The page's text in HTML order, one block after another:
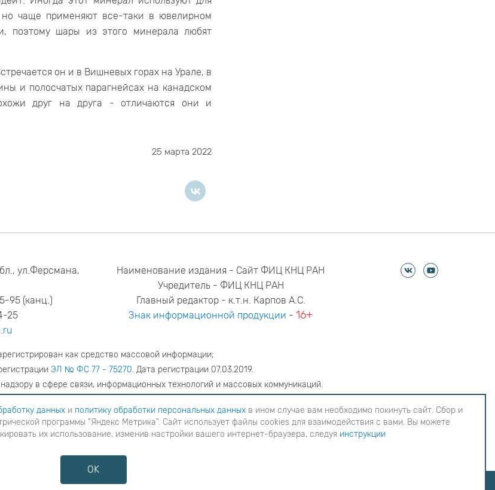
но чаще применяют все-таки в ювелирном
поэтому шары из этого минерала любят
он и в Вишневых горах на Урале, в
и полосчатых парагнейсах на канадском
друг на друга - отличаются они и
25 марта 2022
ул.Ферсмана,
95 (канц.)
25
Наименование издания - Сайт ФИЦ КНЦ РАН
Учредитель - ФИЦ КНЦ РАН
Главный редактор - к.т.н. Карпов А.С.
Знак информационной продукции -16+
как средство массовой информации;
ЭЛ № ФС 77 - 75270. Дата регистрации 07.03.2019.
в сфере связи, информационных технологий и массовых коммуникаций.
ya.stogova@ksc.ru телефон редакции81555-79-516
на обработку данных
в ином случае вам необходимо покинуть сайт. Сбор и обработка
программы "Яндекс Метрика". Сайт использует файлы cookies для взаимодействия с вами. Вы можете согласиться на
Противодействие коррупции
данныхи политику обработки персональных данныхв ином случае вам необходимо покинуть сайт. Сбор и
программы "Яндекс Метрика". Сайт использует файлы cookies для взаимодействия с вами. Вы можете
их использование, изменив настройки вашего интернет-браузера, следуя инструкции
OK